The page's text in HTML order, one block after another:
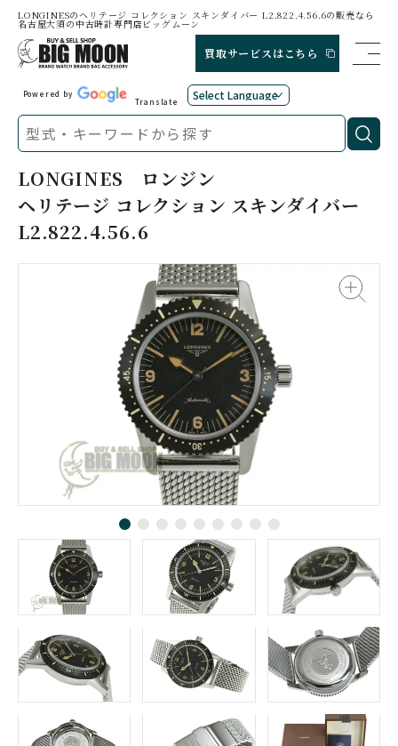
LONGINESのヘリテージ コレクション スキンダイバー L2.822.4.56.6の販売なら
名古屋大須の中古時計専門店ビッグムーン
買取サービスはこちら
Powered by
Translate
LONGINES ロンジン
ヘリテージ コレクション スキンダイバー
L2.822.4.56.6